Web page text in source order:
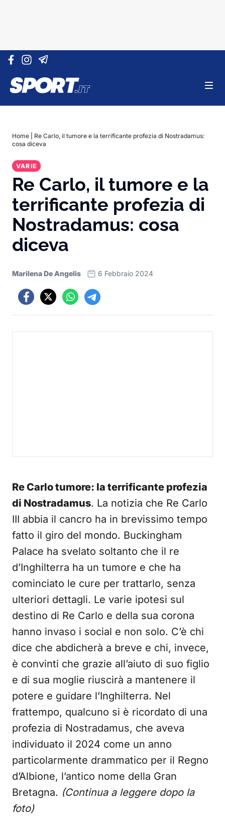
Vai al contenuto
Home
Re Carlo, il tumore e la terrificante profezia di Nostradamus:
cosa diceva
VARIE
Re Carlo, il tumore e la
terrificante profezia di
Nostradamus: cosa
diceva
Marilena De Angelis 6 Febbraio 2024
Re Carlo tumore: la terrificante profezia
di Nostradamus. La notizia che Re Carlo
III abbia il cancro ha in brevissimo tempo
fatto il giro del mondo. Buckingham
Palace ha svelato soltanto che il re
d’Inghilterra ha un tumore e che ha
cominciato le cure per trattarlo, senza
ulteriori dettagli. Le varie ipotesi sul
destino di Re Carlo e della sua corona
hanno invaso i social e non solo. C’è chi
dice che abdicherà a breve e chi, invece,
è convinti che grazie all’aiuto di suo figlio
e di sua moglie riuscirà a mantenere il
potere e guidare l’Inghilterra. Nel
frattempo, qualcuno si è ricordato di una
profezia di Nostradamus, che aveva
individuato il 2024 come un anno
particolarmente drammatico per il Regno
d’Albione, l’antico nome della Gran
Bretagna. (Continua a leggere dopo la
foto)